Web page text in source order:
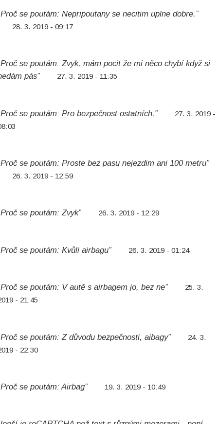
se poutám: Nepripoutany se necitim uplne dobre.”
28. 3. 2019 - 09:17
se poutám: Zvyk, mám pocit že mi něco chybí když si
pás”
27. 3. 2019 - 11:35
se poutám: Pro bezpečnost ostatních.”
27. 3. 2019 -
se poutám: Proste bez pasu nejezdim ani 100 metru”
26. 3. 2019 - 12:59
se poutám: Zvyk” 26. 3. 2019 - 12:29
se poutám: Kvůli airbagu” 26. 3. 2019 - 01:24
se poutám: V autě s airbagem jo, bez ne”
25. 3.
- 21:45
se poutám: Z důvodu bezpečnosti, aibagy”
24. 3.
- 22:30
se poutám: Airbag” 19. 3. 2019 - 10:49